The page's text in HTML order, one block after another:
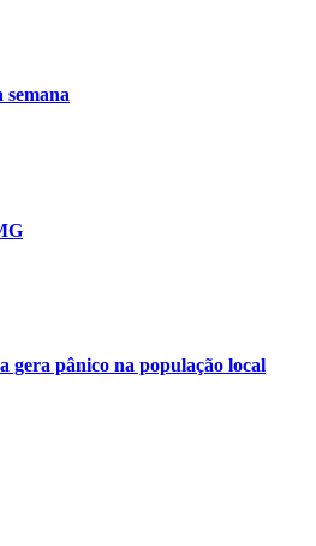
semana
gera pânico na população local